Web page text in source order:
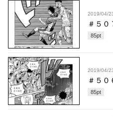
2019/04/
＃５０
85pt
2019/04/
＃５０
85pt